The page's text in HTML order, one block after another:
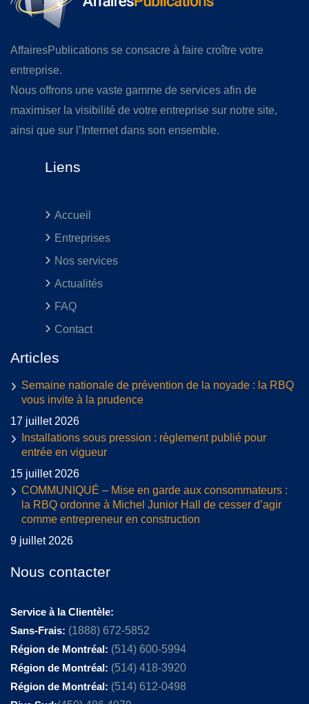
AffairesPublications se consacre à faire croître votre
entreprise.
Nous offrons une vaste gamme de services afin de
maximiser la visibilité de votre entreprise sur notre site,
ainsi que sur l’Internet dans son ensemble.
Liens
Accueil
Entreprises
Nos services
Actualités
FAQ
Contact
Articles
Semaine nationale de prévention de la noyade : la RBQ
vous invite à la prudence
17 juillet 2026
Installations sous pression : règlement publié pour
entrée en vigueur
15 juillet 2026
COMMUNIQUÉ – Mise en garde aux consommateurs :
la RBQ ordonne à Michel Junior Hall de cesser d’agir
comme entrepreneur en construction
9 juillet 2026
Nous contacter
Service à la Clientèle:
Sans-Frais: (1888) 672-5852
Région de Montréal: (514) 600-5994
Région de Montréal: (514) 418-3920
Région de Montréal: (514) 612-0498